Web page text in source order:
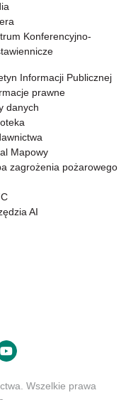
Konferencyjno-
Informacji Publicznej
prawne
danych
Mapowy
zagrożenia pożarowego
AI
Wszelkie prawa